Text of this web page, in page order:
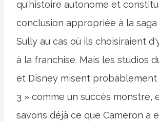
qu'histoire autonome et
conclusion appropriée à la
Sully au cas où ils choisiraient
à la franchise. Mais les studios
et Disney misent probablement
3 » comme un succès monstre,
savons déjà ce que Cameron a